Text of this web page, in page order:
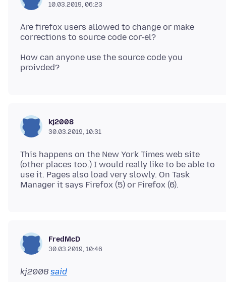
10.03.2019, 06:23
Are firefox users allowed to change or make
How can anyone use the source code you
kj2008
30.03.2019, 10:31
This happens on the New York Times web site
(other places too.) I would really like to be able to
use it. Pages also load very slowly. On Task
FredMcD
30.03.2019, 10:46
kj2008 said